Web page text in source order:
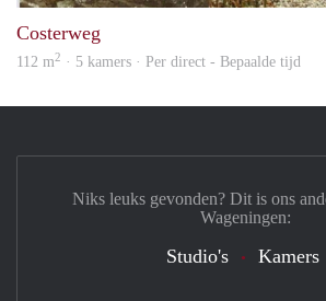
Costerweg
112 m2 · 5 kamers · Per direct - Bepaalde tijd
Niks leuks gevonden? Dit is ons
Wageningen:
Studio's Kamers